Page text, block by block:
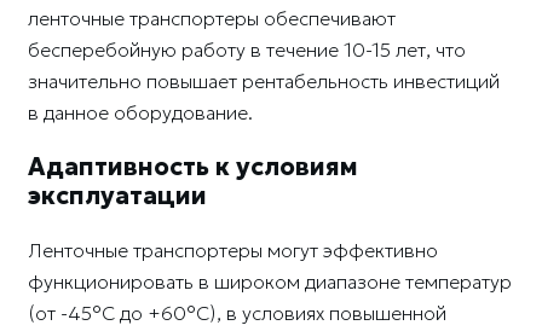
ленточные транспортеры обеспечивают
бесперебойную работу в течение 10-15 лет, что
значительно повышает рентабельность инвестиций
в данное оборудование.
Адаптивность к условиям
эксплуатации
Ленточные транспортеры могут эффективно
функционировать в широком диапазоне температур
(от -45°C до +60°C), в условиях повышенной